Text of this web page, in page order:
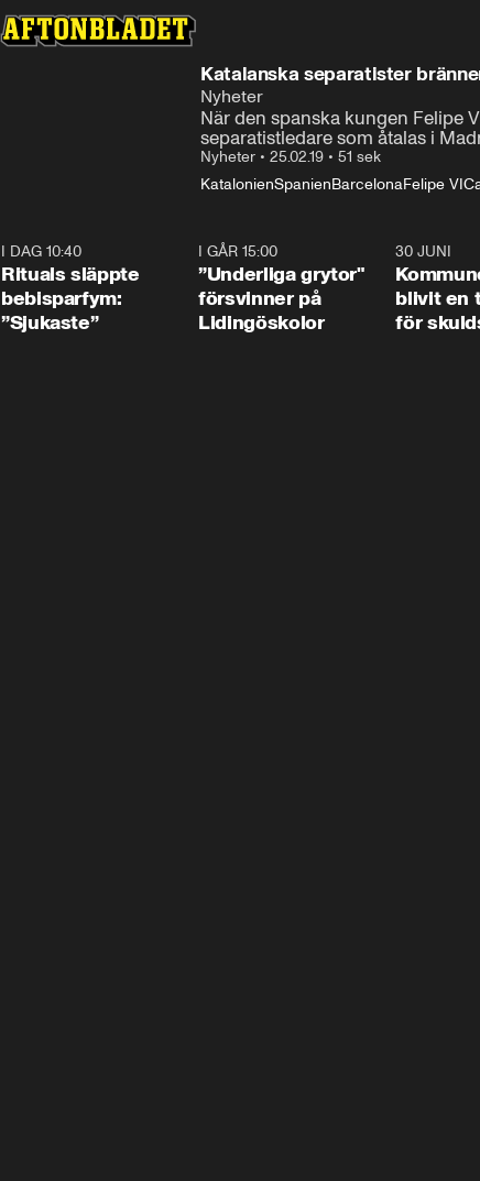
Katalanska separatister
Nyheter
När den spanska kungen Felipe
separatistledare som åtalas i
Nyheter • 25.02.19 • 51 sek
KatalonienSpanienBarcelonaFelipe VI
I DAG 10:40
Rituals släppte
bebisparfym:
”Sjukaste”
1:07
I GÅR 15:00
”Underliga grytor"
försvinner på
Lidingöskolor
30 JUNI
blivit en
för